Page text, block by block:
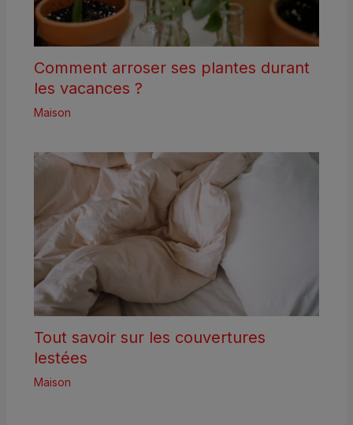
Comment arroser ses plantes durant
les vacances ?
Maison
Tout savoir sur les couvertures
lestées
Maison